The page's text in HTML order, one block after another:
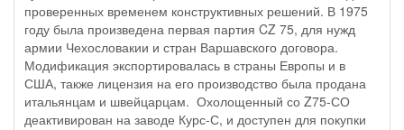
проверенных временем конструктивных решений. В 1975
году была произведена первая партия CZ 75, для нужд
армии Чехословакии и стран Варшавского договора.
Модификация экспортировалась в страны Европы и в
США, также лицензия на его производство была продана
итальянцам и швейцарцам. Охолощенный со Z75-СО
деактивирован на заводе Курс-С, и доступен для покупки